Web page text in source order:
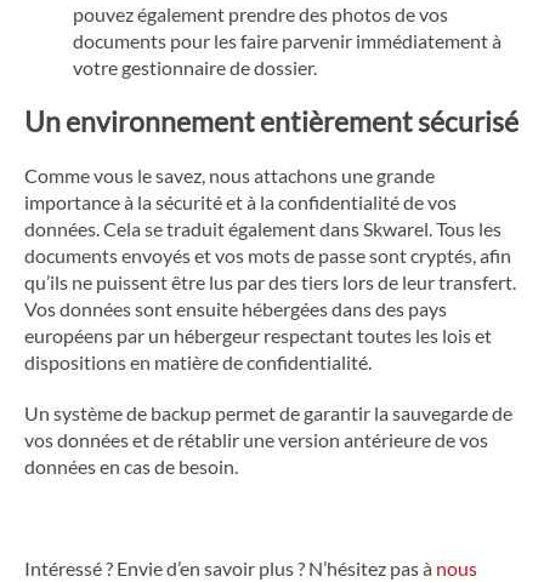
pouvez également prendre des photos de vos
documents pour les faire parvenir immédiatement à
votre gestionnaire de dossier.
Un environnement entièrement sécurisé
Comme vous le savez, nous attachons une grande
importance à la sécurité et à la confidentialité de vos
données. Cela se traduit également dans Skwarel. Tous les
documents envoyés et vos mots de passe sont cryptés, afin
qu’ils ne puissent être lus par des tiers lors de leur transfert.
Vos données sont ensuite hébergées dans des pays
européens par un hébergeur respectant toutes les lois et
dispositions en matière de confidentialité.
Un système de backup permet de garantir la sauvegarde de
vos données et de rétablir une version antérieure de vos
données en cas de besoin.
Intéressé ? Envie d’en savoir plus ? N’hésitez pas à nous